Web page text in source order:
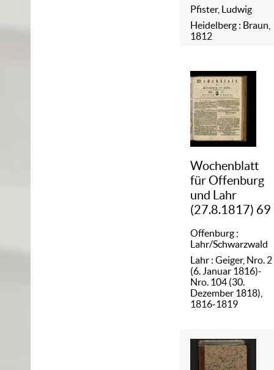
Pfister, Ludwig
Heidelberg : Braun,
1812
Wochenblatt
für Offenburg
und Lahr
(27.8.1817) 69
Offenburg ;
Lahr/Schwarzwald
Lahr : Geiger, Nro. 2
(6. Januar 1816)-
Nro. 104 (30.
Dezember 1818),
1816-1819